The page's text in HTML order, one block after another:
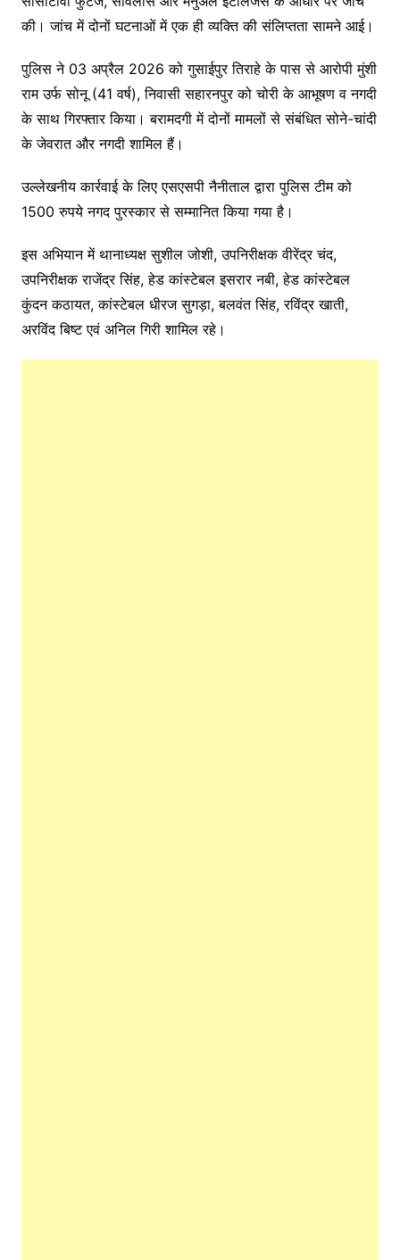
की। जांच में दोनों घटनाओं में एक ही व्यक्ति की संलिप्तता सामने आई।
पुलिस ने 03 अप्रैल 2026 को गुसाईपुर तिराहे के पास से आरोपी मुंशी
राम उर्फ सोनू (41 वर्ष), निवासी सहारनपुर को चोरी के आभूषण व नगदी
के साथ गिरफ्तार किया। बरामदगी में दोनों मामलों से संबंधित सोने-चांदी
के जेवरात और नगदी शामिल हैं।
उल्लेखनीय कार्रवाई के लिए एसएसपी नैनीताल द्वारा पुलिस टीम को
1500 रुपये नगद पुरस्कार से सम्मानित किया गया है।
इस अभियान में थानाध्यक्ष सुशील जोशी, उपनिरीक्षक वीरेंद्र चंद,
उपनिरीक्षक राजेंद्र सिंह, हेड कांस्टेबल इसरार नबी, हेड कांस्टेबल
कुंदन कठायत, कांस्टेबल धीरज सुगड़ा, बलवंत सिंह, रविंद्र खाती,
अरविंद बिष्ट एवं अनिल गिरी शामिल रहे।